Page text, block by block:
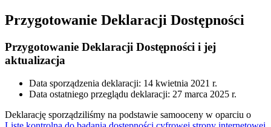
Przygotowanie Deklaracji Dostępności
Przygotowanie Deklaracji Dostępności i jej
aktualizacja
Data sporządzenia deklaracji: 14 kwietnia 2021 r.
Data ostatniego przeglądu deklaracji: 27 marca 2025 r.
Deklarację sporządziliśmy na podstawie samooceny w oparciu o